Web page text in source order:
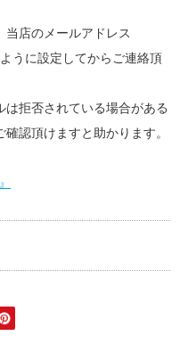
当店のメールアドレス
うに設定してからご連絡頂
拒否されている場合がある
認頂けますと助かります。